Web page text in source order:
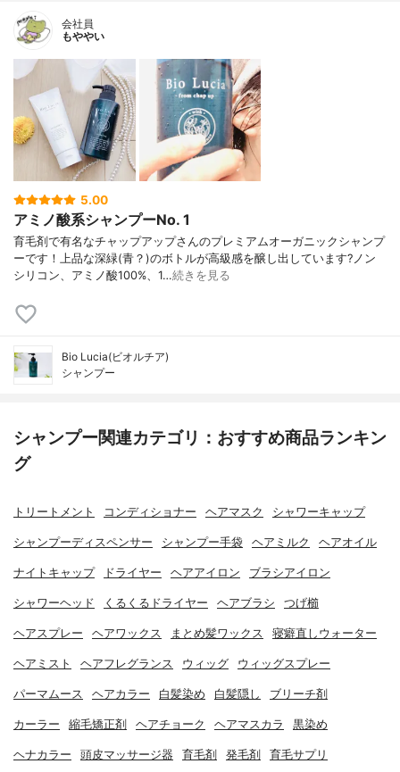
会社員
もややい
5.00
アミノ酸系シャンプーNo. 1
育毛剤で有名なチャップアップさんのプレミアムオーガニックシャンプ
ーです！上品な深緑(青？)のボトルが高級感を醸し出しています?ノン
シリコン、アミノ酸100%、1…続きを見る
Bio Lucia(ビオルチア)
シャンプー
シャンプー関連カテゴリ：おすすめ商品ランキン
グ
トリートメント コンディショナー ヘアマスク シャワーキャップ
シャンプーディスペンサー シャンプー手袋 ヘアミルク ヘアオイル
ナイトキャップ ドライヤー ヘアアイロン ブラシアイロン
シャワーヘッド くるくるドライヤー ヘアブラシ つげ櫛
ヘアスプレー ヘアワックス まとめ髪ワックス 寝癖直しウォーター
ヘアミスト ヘアフレグランス ウィッグ ウィッグスプレー
パーマムース ヘアカラー 白髪染め 白髪隠し ブリーチ剤
カーラー 縮毛矯正剤 ヘアチョーク ヘアマスカラ 黒染め
ヘナカラー 頭皮マッサージ器 育毛剤 発毛剤 育毛サプリ